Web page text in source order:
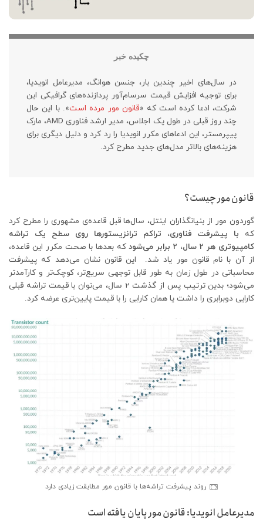
چکیده خبر
در سال‌های اخیر چندین بار، جنسن هوانگ، مدیرعامل انویدیا،
برای توجیه افزایش قیمت سرسام‌آور پردازنده‌های گرافیکی این
شرکت، ادعا کرده است که «قانون مور مرده است». با این حال
چند روز قبلی در طول یک اجلاس، مدیر ارشد فناوری AMD، مارک
پیپرمستر، این ادعاهای مکرر انویدیا را رد کرد و دلیل دیگری برای
هزینه‌های بالاتر مدل‌های جدید مطرح کرد.
قانون مور چیست؟
گوردون مور از بنیانگذاران اینتل، سال‌ها قبل قاعده‌ی مشهوری را مطرح کرد
که با پیشرفت فناوری، تراکم ترانزیستورها روی سطح یک تراشه
کامپیوتری هر 2 سال، 2 برابر می‌شود
که بعدها با صحت مکرر این قاعده،
از آن با نام قانون مور یاد شد. این قانون نشان می‌دهد که پیشرفت
محاسباتی در طول زمان به طور قابل توجهی سریع‌تر، کوچک‌تر و کارآمدتر
می‌شود؛ بدین ترتیب پس از گذشت 2 سال، می‌توان با قیمت تراشه قبلی
کارایی دوبرابری را داشت یا همان کارایی را با قیمت پایین‌تری عرضه کرد.
روند پیشرفت تراشه‌ها با قانون مور مطابقت زیادی دارد
مدیرعامل انویدیا: قانون مور پایان یافته است